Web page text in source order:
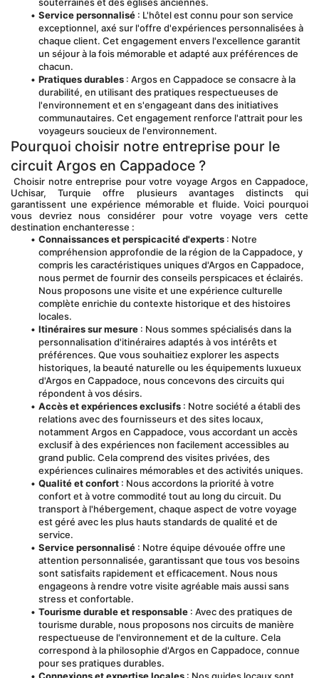
Service personnalisé : L'hôtel est connu pour son service
exceptionnel, axé sur l'offre d'expériences personnalisées à
chaque client. Cet engagement envers l'excellence garantit
un séjour à la fois mémorable et adapté aux préférences de
chacun.
Pratiques durables : Argos en Cappadoce se consacre à la
durabilité, en utilisant des pratiques respectueuses de
l'environnement et en s'engageant dans des initiatives
communautaires. Cet engagement renforce l'attrait pour les
voyageurs soucieux de l'environnement.
Pourquoi choisir notre entreprise pour le
circuit Argos en Cappadoce ?
Choisir notre entreprise pour votre voyage Argos en Cappadoce,
Uchisar, Turquie offre plusieurs avantages distincts qui
garantissent une expérience mémorable et fluide. Voici pourquoi
vous devriez nous considérer pour votre voyage vers cette
destination enchanteresse :
Connaissances et perspicacité d'experts : Notre
compréhension approfondie de la région de la Cappadoce, y
compris les caractéristiques uniques d'Argos en Cappadoce,
nous permet de fournir des conseils perspicaces et éclairés.
Nous proposons une visite et une expérience culturelle
complète enrichie du contexte historique et des histoires
locales.
Itinéraires sur mesure : Nous sommes spécialisés dans la
personnalisation d'itinéraires adaptés à vos intérêts et
préférences. Que vous souhaitiez explorer les aspects
historiques, la beauté naturelle ou les équipements luxueux
d'Argos en Cappadoce, nous concevons des circuits qui
répondent à vos désirs.
Accès et expériences exclusifs : Notre société a établi des
relations avec des fournisseurs et des sites locaux,
notamment Argos en Cappadoce, vous accordant un accès
exclusif à des expériences non facilement accessibles au
grand public. Cela comprend des visites privées, des
expériences culinaires mémorables et des activités uniques.
Qualité et confort : Nous accordons la priorité à votre
confort et à votre commodité tout au long du circuit. Du
transport à l'hébergement, chaque aspect de votre voyage
est géré avec les plus hauts standards de qualité et de
service.
Service personnalisé : Notre équipe dévouée offre une
attention personnalisée, garantissant que tous vos besoins
sont satisfaits rapidement et efficacement. Nous nous
engageons à rendre votre visite agréable mais aussi sans
stress et confortable.
Tourisme durable et responsable : Avec des pratiques de
tourisme durable, nous proposons nos circuits de manière
respectueuse de l'environnement et de la culture. Cela
correspond à la philosophie d'Argos en Cappadoce, connue
pour ses pratiques durables.